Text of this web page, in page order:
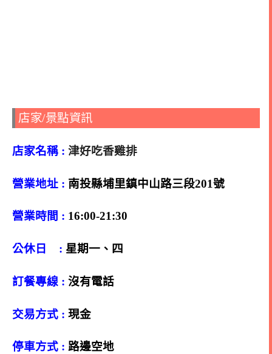
店家/景點資訊
店家名稱 : 津好吃香雞排
營業地址 : 南投縣埔里鎮中山路三段201號
營業時間 : 16:00-21:30
公休日 : 星期一、四
訂餐專線 : 沒有電話
交易方式 : 現金
停車方式 : 路邊空地